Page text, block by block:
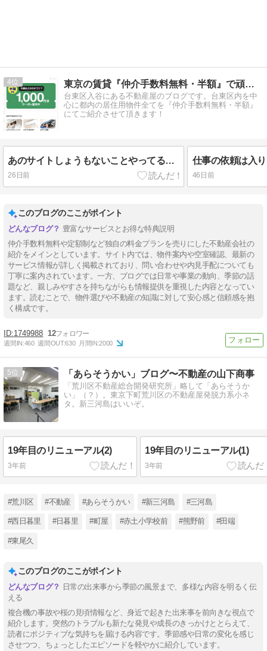
4 東京の賃貸『仲介手数料無料・半額』で頑張る不動産屋さん
台東区入谷にある不動産屋のブログです。台東区内を中
心に都内の居住用物件全てを『仲介手数料無料・半額』
にてご紹介させて頂きます！
あのサイトしょうもないことやってるんですよね．．．
26日前 46日前
このブログのここがポイント
豊富なサービスとお得な特典説明
仲介手数料無料や定額制など独自の料金プランを売りにした不動産会社の
紹介をメインとしています。サイト内では、物件案内や空室確認、最新の
サービス情報が詳しく掲載されており、問い合わせや内見手配についても
丁寧に案内されています。一方、ブログでは日常や事業の動向、季節の話
題など、親しみやすさを持ちながらも情報提供を重視した内容となってい
ます。読むことで、物件選びや不動産の知識に対して安心感と信頼感を抱
く構成です。
1749988 12
週間IN:460 週間OUT:630 月間IN:2000
5 「あらそうかい」ブログ〜不動産の山下商事
「荒川区不動産総合開発研究所」略して「あらそうか
い」（？）。東京下町荒川区の不動産屋発脱力系小ネ
タ。新三河島はいいぞ。
19年目のリニューアル(2)
3年前
19年目のリニューアル(1)
3年前
#荒川区 #不動産 #あらそうかい #新三河島 #三河島
#西日暮里 #日暮里 #町屋 #赤土小学校前 #熊野前 #田端
#東尾久
このブログのここがポイント
日常の出来事から季節の風景まで、多様な内容を明るく伝
える
複合機の事故や桜の見頃情報など、身近で起きた出来事を前向きな視点で
紹介します。突然のトラブルも新たな発見や成長のきっかけととらえて、
読者にポジティブな気持ちを届ける内容です。季節感や日常の変化を感じ
させつつ、ちょっとしたエピソードを軽やかに紹介しています。